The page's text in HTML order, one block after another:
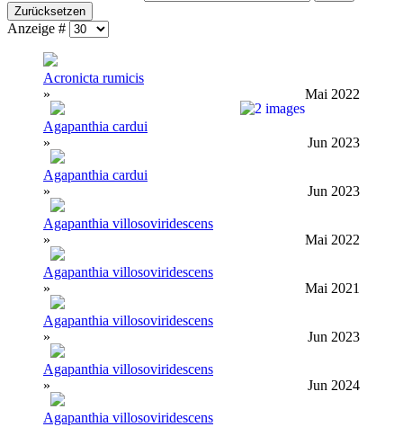
Zurücksetzen
Anzeige #
Acronicta rumicis
»
Mai 2022
Agapanthia cardui
»
Jun 2023
Agapanthia cardui
»
Jun 2023
Agapanthia villosoviridescens
»
Mai 2022
Agapanthia villosoviridescens
»
Mai 2021
Agapanthia villosoviridescens
»
Jun 2023
Agapanthia villosoviridescens
»
Jun 2024
Agapanthia villosoviridescens